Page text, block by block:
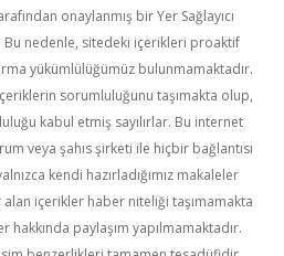
onaylanmış bir Yer Sağlayıcı
nedenle, sitedeki içerikleri proaktif
yükümlülüğümüz bulunmamaktadır.
sorumluluğunu taşımakta olup,
kabul etmiş sayılırlar. Bu internet
veya şahıs şirketi ile hiçbir bağlantısı
kendi hazırladığımız makaleler
alan içerikler haber niteliği taşımamakta
hakkında paylaşım yapılmamaktadır.